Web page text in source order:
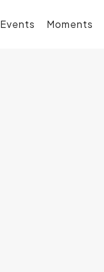
Events Moments